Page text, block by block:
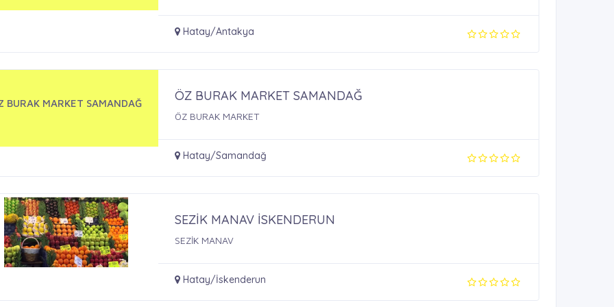
Hatay/Antakya
BURAK MARKET SAMANDAĞ ÖZ BURAK MARKET SAMANDAĞ
ÖZ BURAK MARKET
Hatay/Samandağ
SEZİK MANAV İSKENDERUN
SEZİK MANAV
Hatay/İskenderun